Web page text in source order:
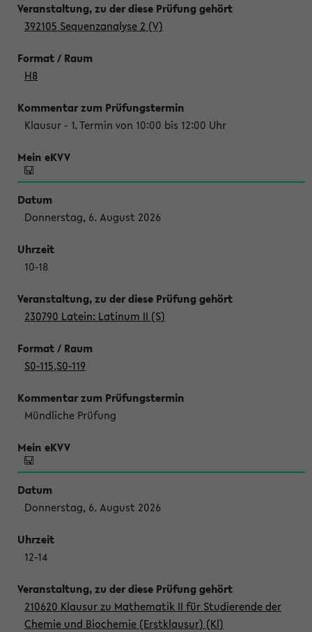
392105 Sequenzanalyse 2 (V)
H8
Klausur - 1. Termin von 10:00 bis 12:00 Uhr
Donnerstag, 6. August 2026
10-18
230790 Latein: Latinum II (S)
S0-115,S0-119
Mündliche Prüfung
Donnerstag, 6. August 2026
12-14
210620 Klausur zu Mathematik II für Studierende der
Chemie und Biochemie (Erstklausur) (Kl)